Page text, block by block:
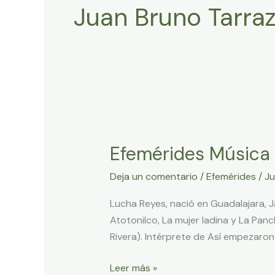
Juan Bruno
Efemérides
Deja un comentario /Efemérides /
Lucha Reyes, nació en Guadalajara,
Atotonilco, La mujer ladina y La
Rivera). Intérprete de Así
Latinoamericana
23
2024
Leer más »